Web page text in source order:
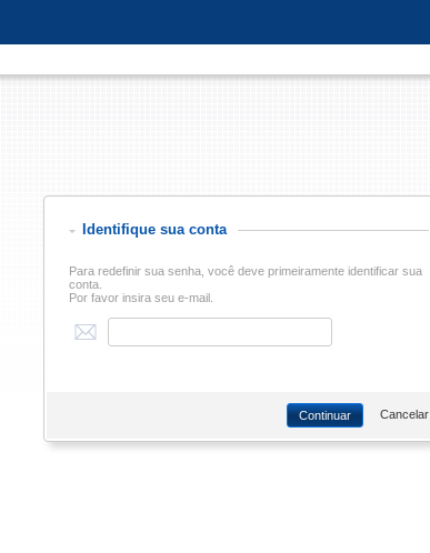
Identifique sua conta
Para redefinir sua senha, você deve primeiramente identificar sua
conta.
Por favor insira seu e-mail.
Cancelar
Continuar